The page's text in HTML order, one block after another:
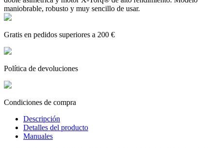
maniobrable, robusto y muy sencillo de usar.
Gratis en pedidos superiores a 200 €
Política de devoluciones
Condiciones de compra
Descripción
Detalles del producto
Manuales